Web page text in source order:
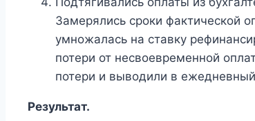
Замерялись сроки фактической
умножалась на ставку
потери от несвоевременной
потери и выводили в
Результат.